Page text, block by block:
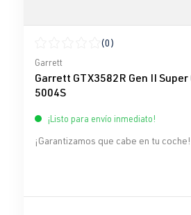
Calificación promedio de 0 de 5
(0)
Garrett
Garrett GTX3582R Gen II
5004S
¡Listo para envío inmediato!
¡Garantizamos que cabe en tu coche!